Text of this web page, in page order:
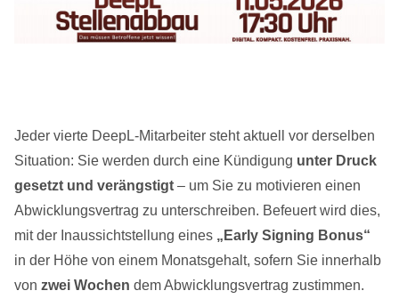
Jeder vierte DeepL-Mitarbeiter steht aktuell vor derselben
Situation: Sie werden durch eine Kündigung unter Druck
gesetzt und verängstigt – um Sie zu motivieren einen
Abwicklungsvertrag zu unterschreiben. Befeuert wird dies,
mit der Inaussichtstellung eines „Early Signing Bonus“
in der Höhe von einem Monatsgehalt, sofern Sie innerhalb
von zwei Wochen dem Abwicklungsvertrag zustimmen.